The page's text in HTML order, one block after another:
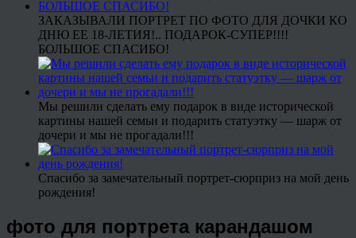
ЗАКАЗЫВАЛИ ПОРТРЕТ ПО ФОТО ДЛЯ ДОЧКИ КО
ДНЮ ЕЕ 18-ЛЕТИЯ!.. ПОДАРОК-СУПЕР!!!!
БОЛЬШОЕ СПАСИБО!
Мы решили сделать ему подарок в виде исторической
картины нашей семьи и подарить статуэтку — шарж от
дочери и мы не прогадали!!!
Спасибо за замечательный портрет-сюрприз на мой день
рождения!
фото для портрета карандашом